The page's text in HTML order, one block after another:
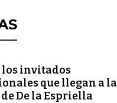
los invitados
que llegan a la
De la Espriella